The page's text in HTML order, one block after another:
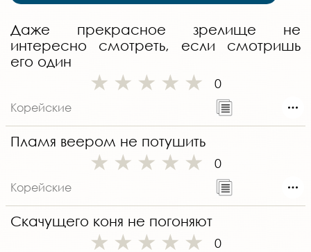
Даже прекрасное зрелище не
интересно смотреть, если смотришь
его один
0
Корейские
Пламя веером не потушить
0
Корейские
Скачущего коня не погоняют
0